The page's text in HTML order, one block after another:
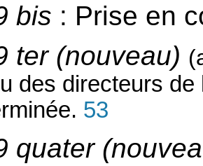
bis : Prise en
ter (nouveau)
des directeurs
53
quater